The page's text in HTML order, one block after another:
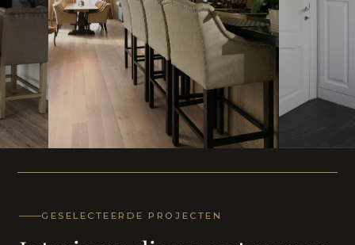
Landhuis - Grimbergen
GESELECTEERDE PROJECTEN